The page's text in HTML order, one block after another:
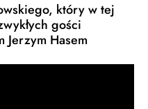
który w tej
gości
Jerzym Hasem